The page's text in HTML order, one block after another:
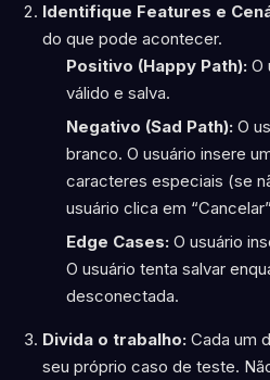
Identifique Features e
do que pode acontecer.
Positivo (Happy Path): O
válido e salva.
Negativo (Sad Path): O
branco. O usuário insere
caracteres especiais (se
usuário clica em
Edge Cases: O usuário
O usuário tenta salvar
desconectada.
Divida o trabalho:Cada um
seu próprio caso de teste.